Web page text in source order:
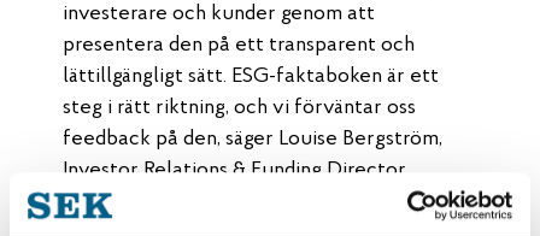
investerare och kunder genom att
presentera den på ett transparent och
lättillgängligt sätt. ESG-faktaboken är ett
steg i rätt riktning, och vi förväntar oss
feedback på den, säger Louise Bergström,
Investor Relations & Funding Director.